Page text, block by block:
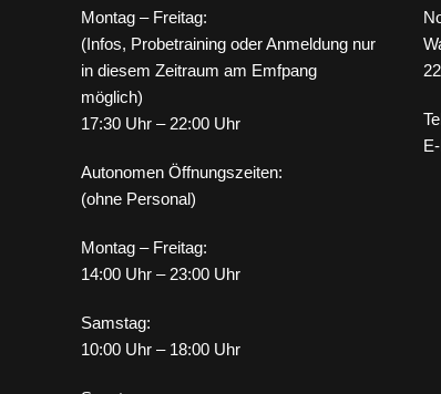
Montag – Freitag:
(Infos, Probetraining oder Anmeldung nur
in diesem Zeitraum am Emfpang
möglich)
17:30 Uhr – 22:00 Uhr
Autonomen Öffnungszeiten:
(ohne Personal)
Montag – Freitag:
14:00 Uhr – 23:00 Uhr
Samstag:
10:00 Uhr – 18:00 Uhr